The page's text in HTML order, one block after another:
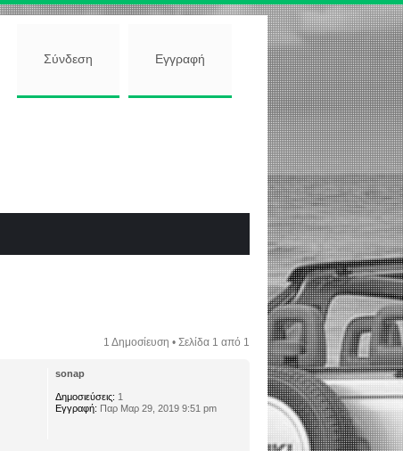
Σύνδεση Εγγραφή
1 Δημοσίευση • Σελίδα 1 από 1
sonap
Δημοσιεύσεις: 1
Εγγραφή: Παρ Μαρ 29, 2019 9:51 pm